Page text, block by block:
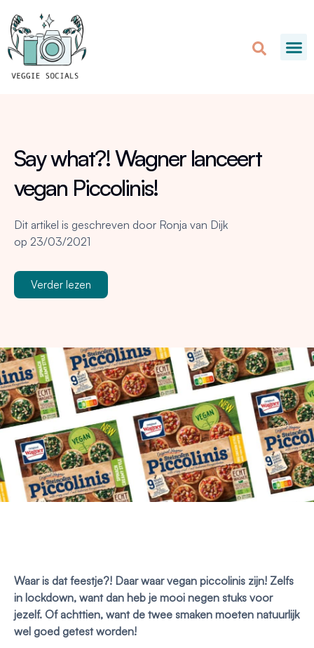
Say what?! Wagner lanceert
vegan Piccolinis!
Dit artikel is geschreven door Ronja van Dijk
op 23/03/2021
Verder lezen
Waar is dat feestje?! Daar waar vegan piccolinis zijn! Zelfs
in lockdown, want dan heb je mooi negen stuks voor
jezelf. Of achttien, want de twee smaken moeten natuurlijk
wel goed getest worden!